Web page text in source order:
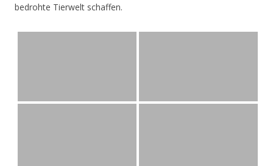
bedrohte Tierwelt schaffen.